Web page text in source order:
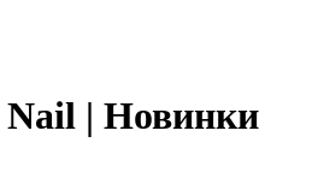
| Новинки